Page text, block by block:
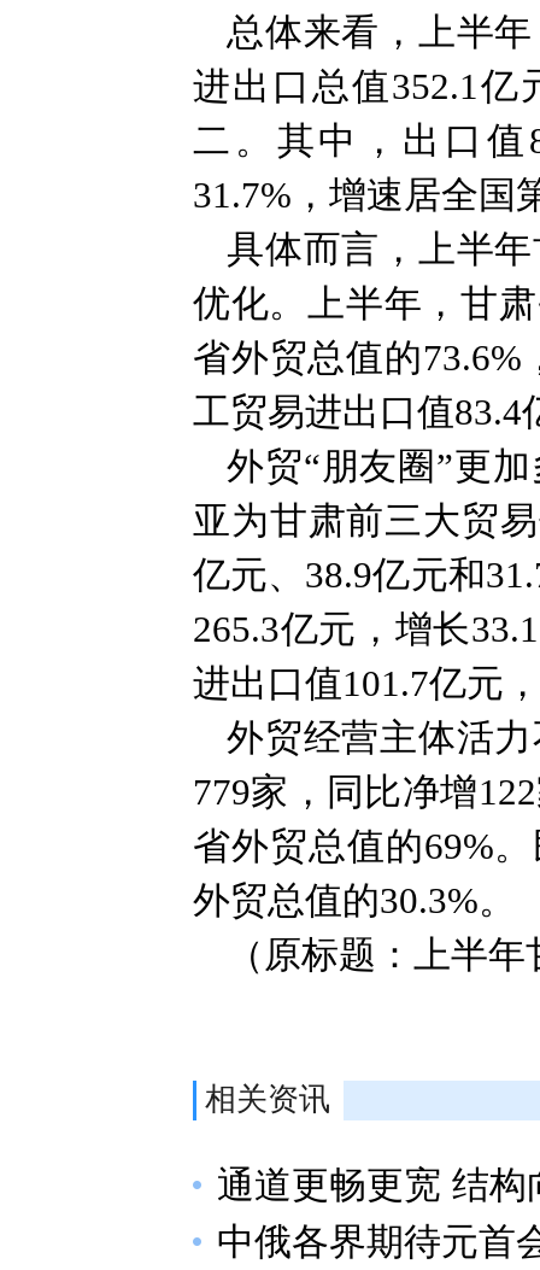
总体来看，上半
进出口总值352.1亿
二。其中，出口值
31.7%，增速居全国
具体而言，上半
优化。上半年，甘
省外贸总值的
工贸易进出口值83.4
外贸“朋友圈”更
亚为甘肃前三大贸
亿元、38.9亿元和
265.3亿元，增长
进出口值101.7亿元
外贸经营主体活
779家，同比净增
省外贸总值的69%
外贸总值的30.3%。
（原标题：上半
相关资讯
通道更畅更宽 结
中俄各界期待元首